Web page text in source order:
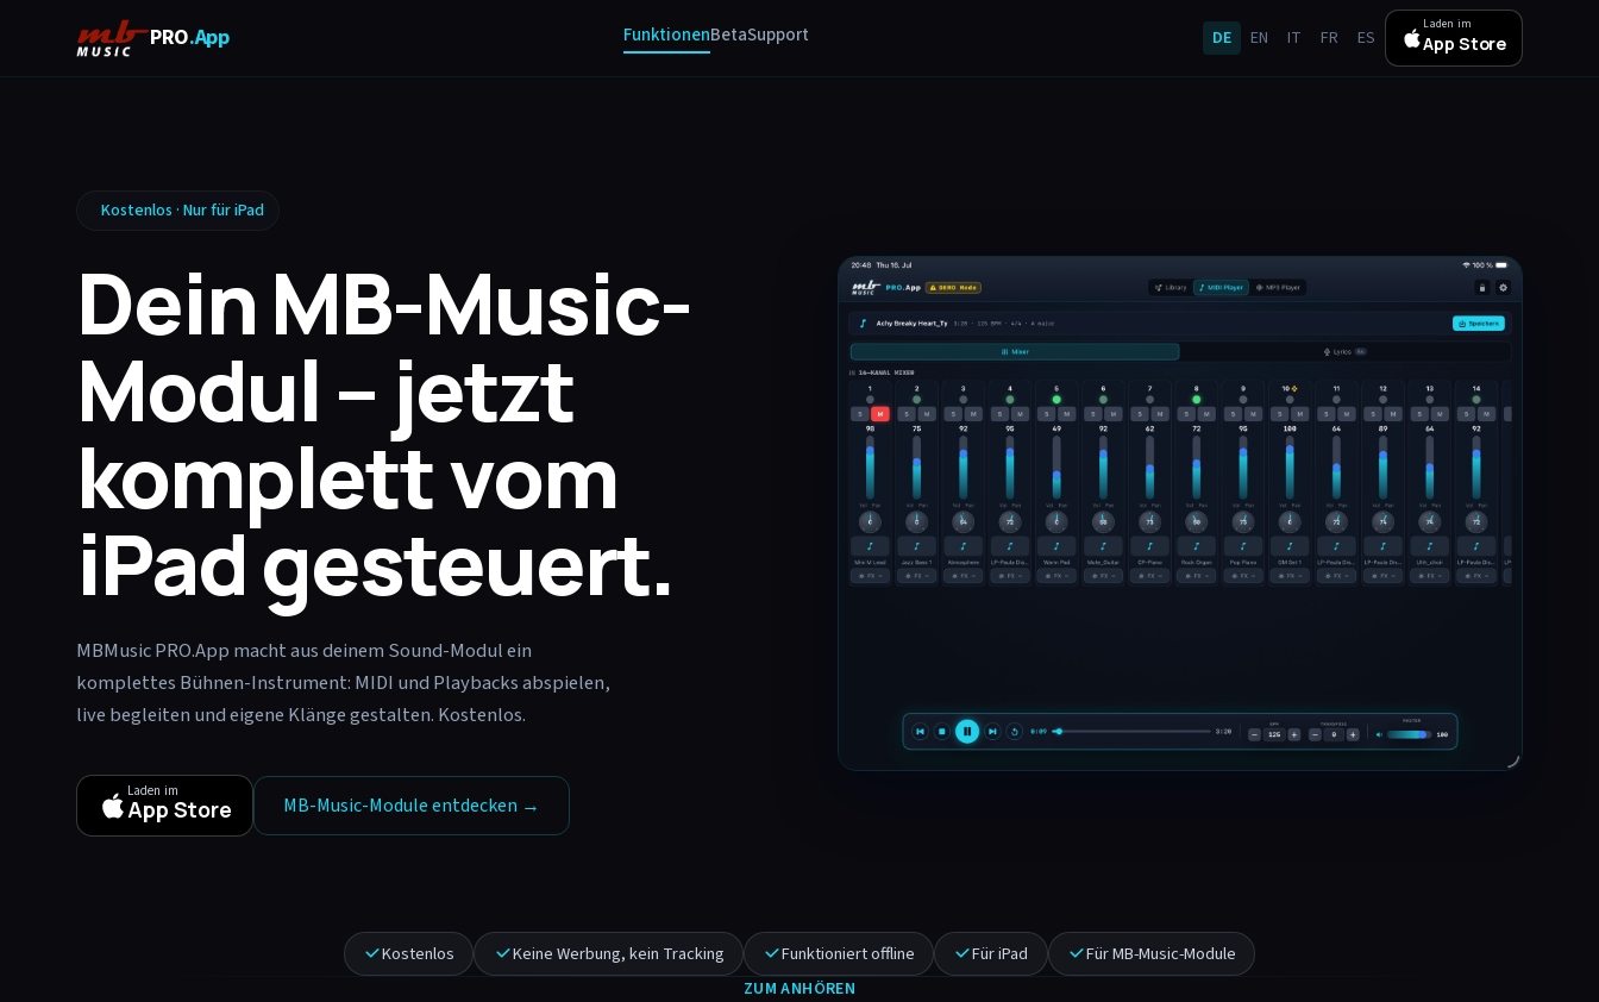
PRO.App FunktionenBetaSupport DE EN IT FR ES
Laden im
App Store
Kostenlos · Nur für iPad
Dein MB-Music-
Modul – jetzt
komplett vom
iPad gesteuert.
MBMusic PRO.App macht aus deinem Sound-Modul ein
komplettes Bühnen-Instrument: MIDI und Playbacks abspielen,
live begleiten und eigene Klänge gestalten. Kostenlos.
Laden im
App Store MB-Music-Module entdecken →
Kostenlos Keine Werbung, kein Tracking Funktioniert offline Für iPad Für MB-Music-Module
ZUM ANHÖREN